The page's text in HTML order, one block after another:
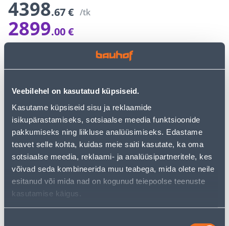
Veebilehel on kasutatud küpsiseid.
Kasutame küpsiseid sisu ja reklaamide
isikupärastamiseks, sotsiaalse meedia funktsioonide
pakkumiseks ning liikluse analüüsimiseks. Edastame
teavet selle kohta, kuidas meie saiti kasutate, ka oma
sotsiaalse meedia, reklaami- ja analüüsipartneritele, kes
võivad seda kombineerida muu teabega, mida olete neile
esitanud või mida nad on kogunud teiepoolse teenuste
kasutamise käigus.
4398.67 € /tk
2899.00 €
Специальные цены интернет-магазина могут отличаться от
цен обычного магазина
Э-цена для авторизированного клиента
Посмотреть наличие
• 14-päevane tagastusõigus.
• HANKIJA LAOST TELLITAV TOODE